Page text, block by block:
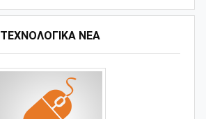
ΤΕΧΝΟΛΟΓΙΚΑ ΝΕΑ